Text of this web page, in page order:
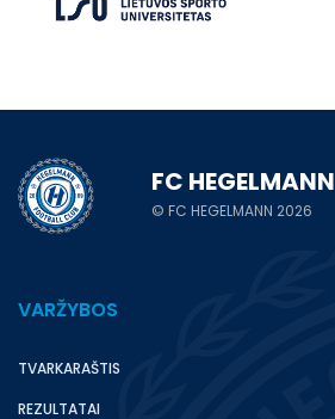
FC HEGELMANN
© FC HEGELMANN 2026
VARŽYBOS
TVARKARAŠTIS
REZULTATAI